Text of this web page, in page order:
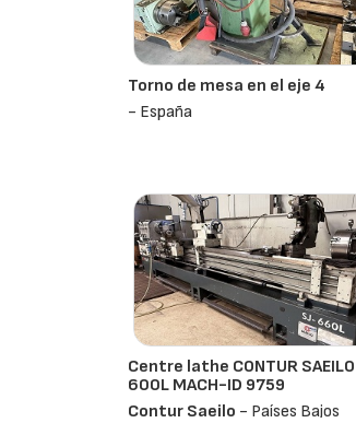
Torno de mesa en el eje 4
- España
Centre lathe CONTUR
600L MACH-ID 9759
Contur Saeilo - Países Bajos